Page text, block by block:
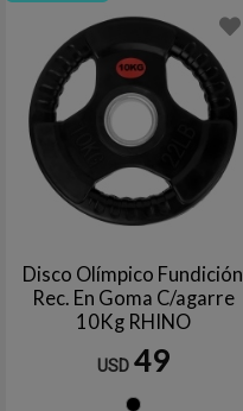
Disco Olímpico Fundición
Rec. En Goma C/agarre
10Kg RHINO
USD 49